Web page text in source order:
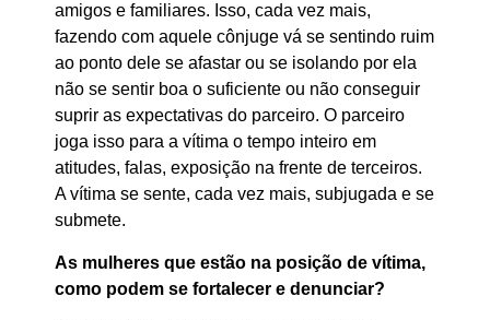
amigos e familiares. Isso, cada vez mais,
fazendo com aquele cônjuge vá se sentindo ruim
ao ponto dele se afastar ou se isolando por ela
não se sentir boa o suficiente ou não conseguir
suprir as expectativas do parceiro. O parceiro
joga isso para a vítima o tempo inteiro em
atitudes, falas, exposição na frente de terceiros.
A vítima se sente, cada vez mais, subjugada e se
submete.
As mulheres que estão na posição de vítima,
como podem se fortalecer e denunciar?